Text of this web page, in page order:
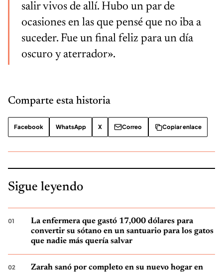
salir vivos de allí. Hubo un par de
ocasiones en las que pensé que no iba a
suceder. Fue un final feliz para un día
oscuro y aterrador».
Comparte esta historia
Facebook WhatsApp X Correo Copiar enlace
Sigue leyendo
La enfermera que gastó 17,000 dólares para
convertir su sótano en un santuario para los gatos
que nadie más quería salvar
Zarah sanó por completo en su nuevo hogar en